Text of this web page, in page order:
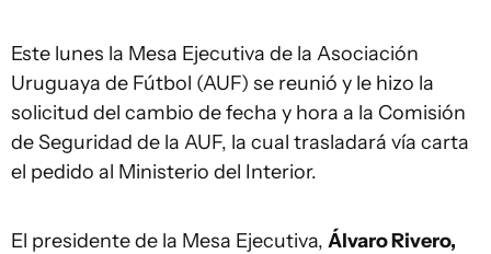
Este lunes la Mesa Ejecutiva de la Asociación
Uruguaya de Fútbol (AUF) se reunió y le hizo la
solicitud del cambio de fecha y hora a la Comisión
de Seguridad de la AUF, la cual trasladará vía carta
el pedido al Ministerio del Interior.
El presidente de la Mesa Ejecutiva, Álvaro Rivero,